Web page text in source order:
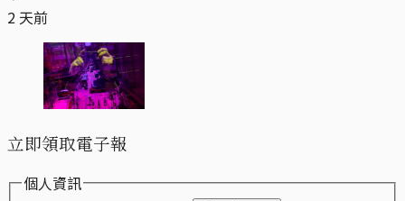
2 天前
立即領取電子報
個人資訊